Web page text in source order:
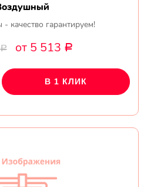
качество гарантируем!
Р от 5 513 Р
В 1 КЛИК